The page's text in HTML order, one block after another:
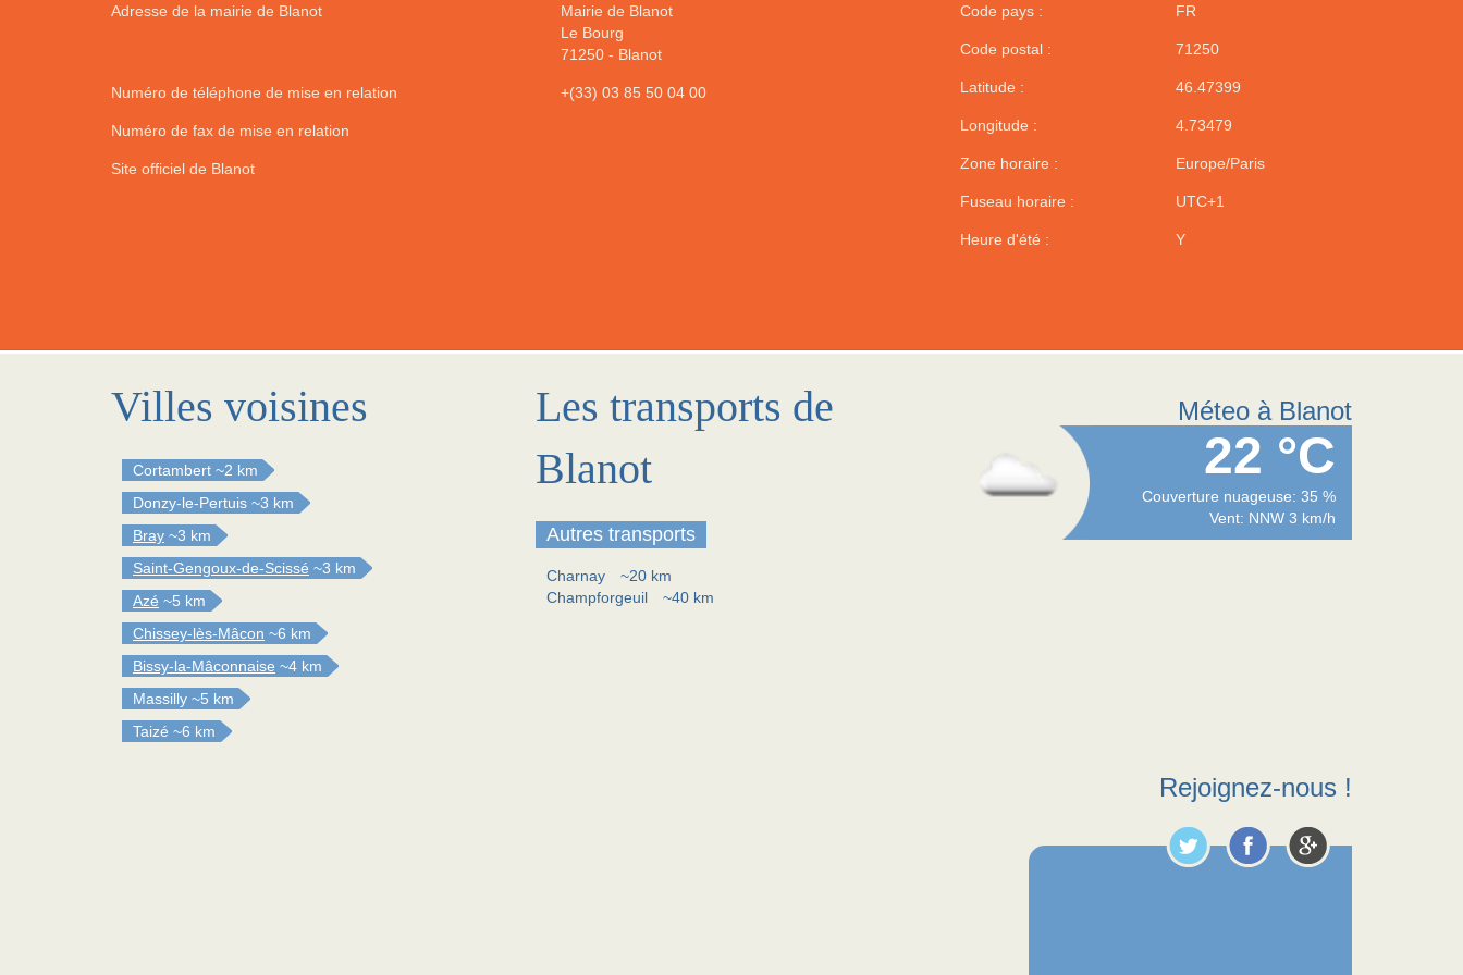
Adresse de la mairie de Blanot
Mairie de Blanot
Le Bourg
71250- Blanot
Numéro de téléphone de mise en relation +(33) 03 85 50 04 00
Numéro de fax de mise en relation
Site officiel de Blanot
Code pays : FR
Code postal : 71250
Latitude : 46.47399
Longitude : 4.73479
Zone horaire : Europe/Paris
Fuseau horaire : UTC+1
Heure d'été : Y
Villes voisines
Cortambert ~2 km
Donzy-le-Pertuis ~3 km
Bray ~3 km
Saint-Gengoux-de-Scissé ~3 km
Azé ~5 km
Chissey-lès-Mâcon ~6 km
Bissy-la-Mâconnaise ~4 km
Massilly ~5 km
Taizé ~6 km
Les transports de
Blanot
Autres transports
Charnay
~20 km
Champforgeuil
~40 km
Méteo à Blanot
22 °C
Couverture nuageuse: 35 %
Vent: NNW 3 km/h
Rejoignez-nous !